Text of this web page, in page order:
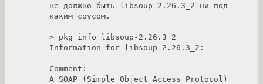
не должно быть libsoup-2.26.3_2 ни под
каким соусом.
> pkg_info libsoup-2.26.3_2
Information for libsoup-2.26.3_2:
Comment:
A SOAP (Simple Object Access Protocol)